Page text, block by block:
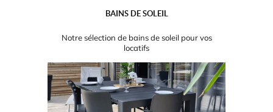
BAINS DE SOLEIL
Notre sélection de bains de soleil pour vos
locatifs